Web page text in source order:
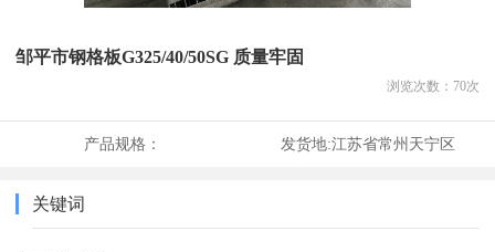
邹平市钢格板G325/40/50SG 质量牢固
浏览次数： 70次
产品规格： 发货地:江苏省常州天宁区
关键词